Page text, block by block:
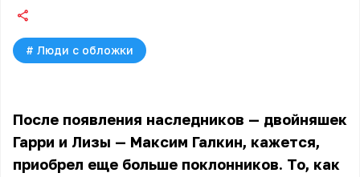
# Люди с обложки
После появления наследников — двойняшек
Гарри и Лизы — Максим Галкин, кажется,
приобрел еще больше поклонников. То, как